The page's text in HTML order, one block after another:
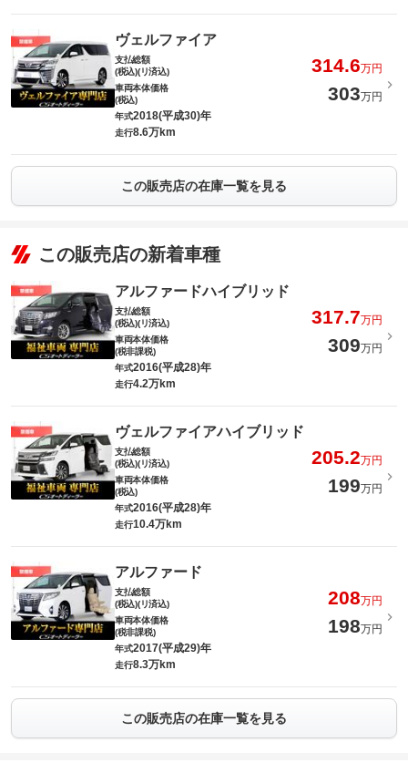
ヴェルファイア
支払総額
(税込)(リ済込)
314.6万円
車両本体価格
(税込)
303万円
年式2018(平成30)年
走行8.6万km
この販売店の在庫一覧を見る
この販売店の新着車種
アルファードハイブリッド
支払総額
(税込)(リ済込)
317.7万円
車両本体価格
(税非課税)
309万円
年式2016(平成28)年
走行4.2万km
ヴェルファイアハイブリッド
支払総額
(税込)(リ済込)
205.2万円
車両本体価格
(税込)
199万円
年式2016(平成28)年
走行10.4万km
アルファード
支払総額
(税込)(リ済込)
208万円
車両本体価格
(税非課税)
198万円
年式2017(平成29)年
走行8.3万km
この販売店の在庫一覧を見る